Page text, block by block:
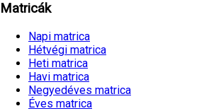
Matricák
Napi matrica
Hétvégi matrica
Heti matrica
Havi matrica
Negyedéves matrica
Éves matrica